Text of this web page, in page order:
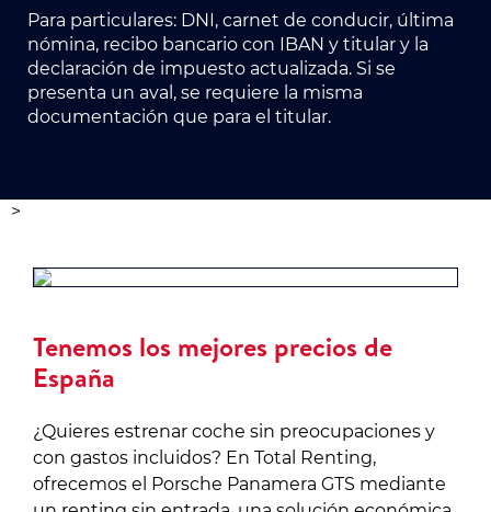
Para particulares: DNI, carnet de conducir, última
nómina, recibo bancario con IBAN y titular y la
declaración de impuesto actualizada. Si se
presenta un aval, se requiere la misma
documentación que para el titular.
>
Tenemos los mejores precios de
España
¿Quieres estrenar coche sin preocupaciones y
con gastos incluidos? En Total Renting,
ofrecemos el Porsche Panamera GTS mediante